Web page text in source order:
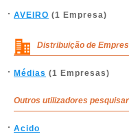
AVEIRO (1 Empresa)
Distribuição de
Médias (1 Empresas)
Outros utilizadores
Acido